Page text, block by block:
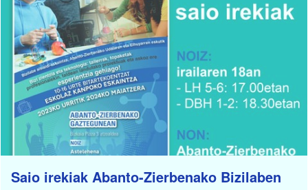
Saio irekiak Abanto-Zierbenako Bizilaben